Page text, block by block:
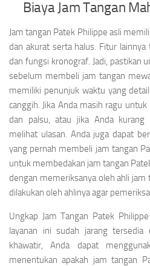
Biaya Jam Tangan
Jam tangan Patek Philippe asli
dan akurat serta halus. Fitur
dan fungsi kronograf. Jadi, pastikan
sebelum membeli jam tangan
memiliki penunjuk waktu yang
canggih. Jika Anda masih ragu
dan palsu, atau jika Anda kurang
melihat ulasan. Anda juga dapat
yang pernah membeli jam tangan
untuk membedakan jam tangan
dengan memeriksanya oleh ahli jam
dilakukan oleh ahlinya agar
Ungkap Jam Tangan Patek
layanan ini sudah jarang tersedia
khawatir, Anda dapat
menentukan apakah jam tangan